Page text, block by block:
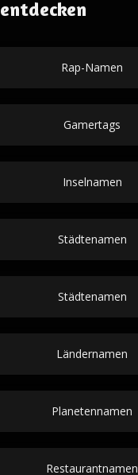
Rap-Namen
Gamertags
Inselnamen
Städtenamen
Städtenamen
Ländernamen
Planetennamen
Restaurantnamen